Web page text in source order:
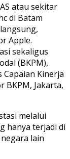
atau sekitar
di Batam
Apple.
sekaligus
(BKPM),
Capaian Kinerja
BKPM, Jakarta,
melalui
hanya terjadi di
lain